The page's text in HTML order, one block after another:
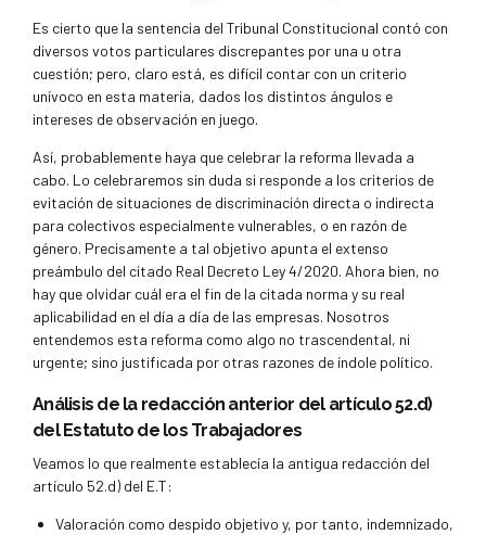
Es cierto que la sentencia del Tribunal Constitucional contó con
diversos votos particulares discrepantes por una u otra
cuestión; pero, claro está, es difícil contar con un criterio
unívoco en esta materia, dados los distintos ángulos e
intereses de observación en juego.
Así, probablemente haya que celebrar la reforma llevada a
cabo. Lo celebraremos sin duda si responde a los criterios de
evitación de situaciones de discriminación directa o indirecta
para colectivos especialmente vulnerables, o en razón de
género. Precisamente a tal objetivo apunta el extenso
preámbulo del citado Real Decreto Ley 4/2020. Ahora bien, no
hay que olvidar cuál era el fin de la citada norma y su real
aplicabilidad en el día a día de las empresas. Nosotros
entendemos esta reforma como algo no trascendental, ni
urgente; sino justificada por otras razones de índole político.
Análisis de la redacción anterior del artículo 52.d)
del Estatuto de los Trabajadores
Veamos lo que realmente establecía la antigua redacción del
artículo 52.d) del E.T:
Valoración como despido objetivo y, por tanto, indemnizado,